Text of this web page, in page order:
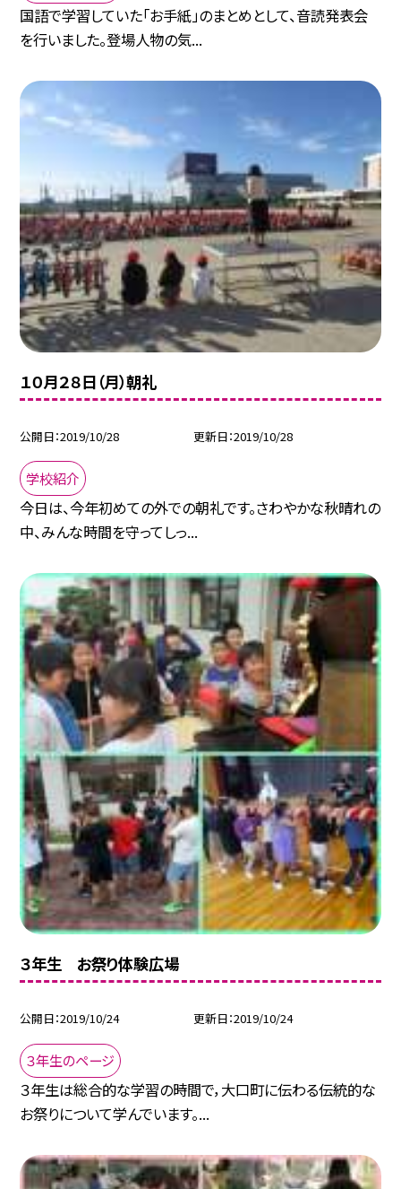
国語で学習していた「お手紙」のまとめとして、音読発表会
を行いました。登場人物の気...
１０月２８日（月）朝礼
公開日 2019/10/28 更新日 2019/10/28
学校紹介
今日は、今年初めての外での朝礼です。さわやかな秋晴れの
中、みんな時間を守ってしっ...
３年生 お祭り体験広場
公開日 2019/10/24 更新日 2019/10/24
３年生のページ
３年生は総合的な学習の時間で，大口町に伝わる伝統的な
お祭りについて学んでいます。...